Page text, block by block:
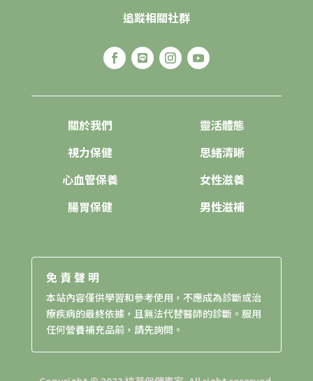
追蹤相關社群
關於我們
視力保健
心血管保養
腸胃保健
靈活體態
思緒清晰
女性滋養
男性滋補
免責聲明
本站內容僅供學習和參考使用，不應成為診斷或治
療疾病的最終依據，且無法代替醫師的診斷。服用
任何營養補充品前，請先詢問。